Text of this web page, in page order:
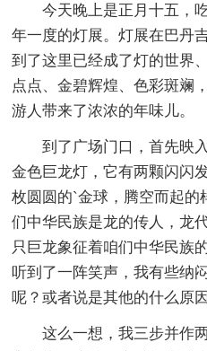
今天晚上是正月十五，吃
年一度的灯展。灯展在巴丹
到了这里已经成了灯的世界
点点、金碧辉煌、色彩斑斓
游人带来了浓浓的年味儿。
到了广场门口，首先映入
金色巨龙灯，它有两颗闪闪
枚圆圆的`金球，腾空而起的
们中华民族是龙的传人，龙
只巨龙象征着咱们中华民族
听到了一阵笑声，我有些纳
呢？或者说是其他的什么原
这么一想，我三步并作两